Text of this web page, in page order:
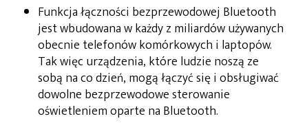
Funkcja łączności bezprzewodowej Bluetooth
jest wbudowana w każdy z miliardów używanych
obecnie telefonów komórkowych i laptopów.
Tak więc urządzenia, które ludzie noszą ze
sobą na co dzień, mogą łączyć się i obsługiwać
dowolne bezprzewodowe sterowanie
oświetleniem oparte na Bluetooth.